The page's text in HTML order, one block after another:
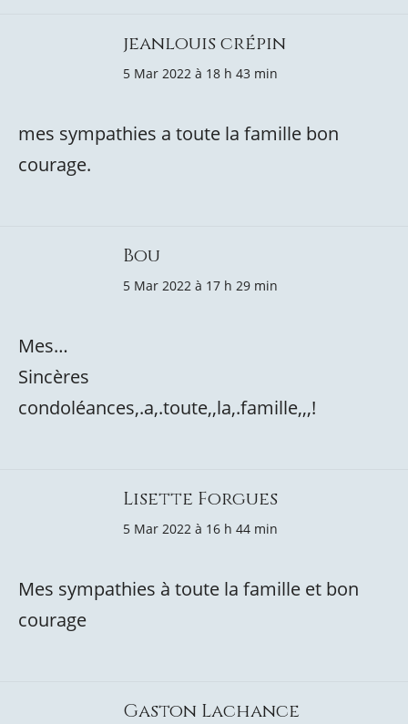
jeanlouis crépin
5 Mar 2022 à 18 h 43 min
mes sympathies a toute la famille bon
courage.
Bou
5 Mar 2022 à 17 h 29 min
Mes…
Sincères
condoléances,.a,.toute,,la,.famille,,,!
Lisette Forgues
5 Mar 2022 à 16 h 44 min
Mes sympathies à toute la famille et bon
courage
Gaston Lachance